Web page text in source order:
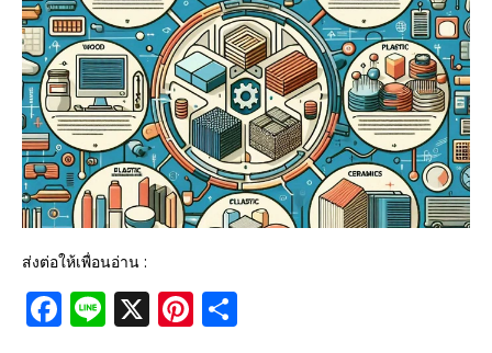
ส่งต่อให้เพื่อนอ่าน :
F Li X Pi